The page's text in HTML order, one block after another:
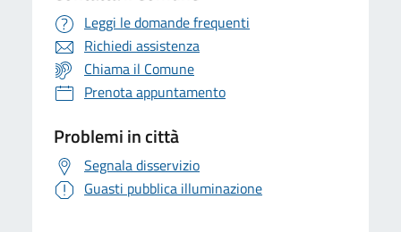
Leggi le domande frequenti
Richiedi assistenza
Chiama il Comune
Prenota appuntamento
Problemi in città
Segnala disservizio
Guasti pubblica illuminazione